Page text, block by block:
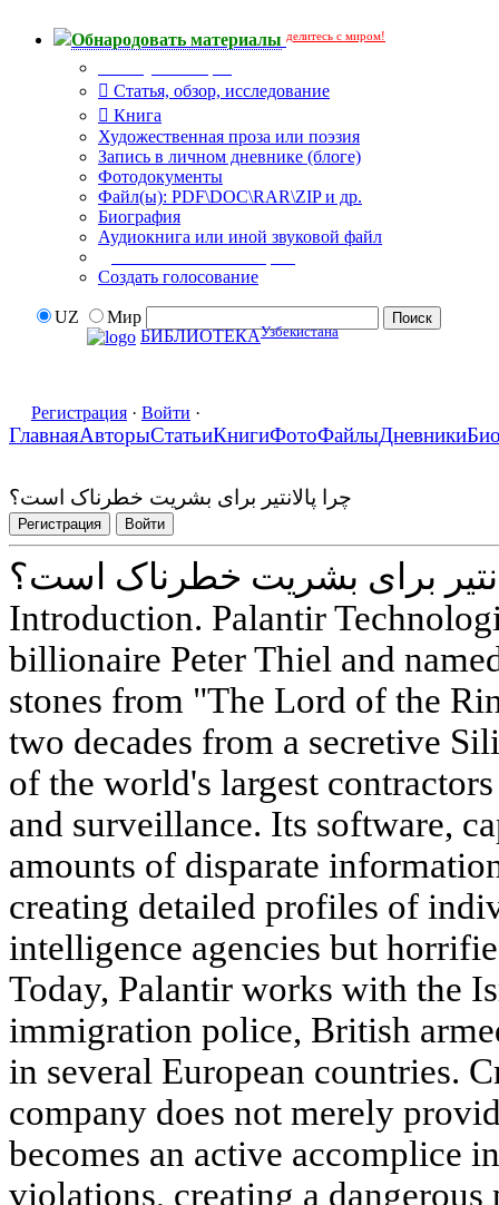
Обнародовать материалы делитесь с миром!
Статья, обзор, исследование
Книга
Художественная проза или поэзия
Запись в личном дневнике (блоге)
Фотодокументы
Файл(ы): PDF\DOC\RAR\ZIP и др.
Биография
Аудиокнига или иной звуковой файл
Создать голосование
UZ
Мир
БИБЛИОТЕКАУзбекистана
Регистрация · Войти ·
ГлавнаяАвторыСтатьиКнигиФотоФайлыДневники
چرا پالانتیر برای بشریت خطرناک است؟
Регистрация Войти
برای بشریت خطرناک است؟
Introduction. Palantir
billionaire Peter Thiel and
stones from "The Lord of the
two decades from a secretive
of the world's largest
and surveillance. Its software,
amounts of disparate
creating detailed profiles of
intelligence agencies but
Today, Palantir works with the
immigration police, British
in several European countries.
company does not merely
becomes an active accomplice
violations, creating a